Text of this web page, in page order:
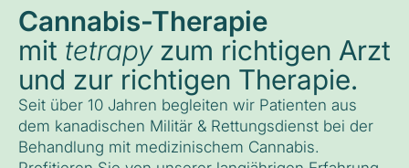
Cannabis-Therapie
mit tetrapyzum richtigen Arzt
und zur richtigen Therapie.
Seit über 10 Jahren begleiten wir Patienten aus
dem kanadischen Militär & Rettungsdienst bei der
Behandlung mit medizinischem Cannabis.